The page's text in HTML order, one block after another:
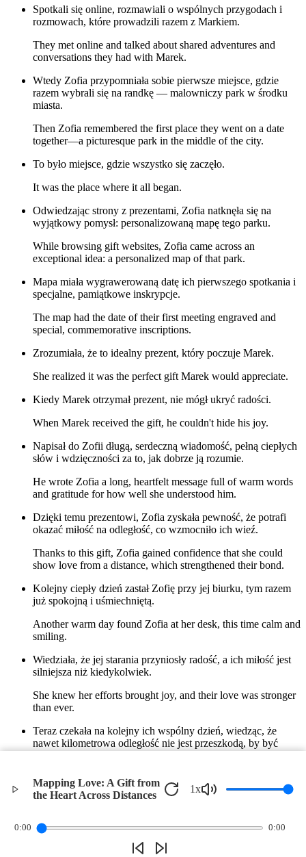
Mapping Love: A Gift from
the Heart Across Distances
1x
0:00 0:00
Spotkali się online, rozmawiali o wspólnych przygodach i
rozmowach, które prowadzili razem z Markiem.
They met online and talked about shared adventures and
conversations they had with Marek.
Wtedy Zofia przypomniała sobie pierwsze miejsce, gdzie
razem wybrali się na randkę — malowniczy park w środku
miasta.
Then Zofia remembered the first place they went on a date
together—a picturesque park in the middle of the city.
To było miejsce, gdzie wszystko się zaczęło.
It was the place where it all began.
Odwiedzając strony z prezentami, Zofia natknęła się na
wyjątkowy pomysł: personalizowaną mapę tego parku.
While browsing gift websites, Zofia came across an
exceptional idea: a personalized map of that park.
Mapa miała wygrawerowaną datę ich pierwszego spotkania i
specjalne, pamiątkowe inskrypcje.
The map had the date of their first meeting engraved and
special, commemorative inscriptions.
Zrozumiała, że to idealny prezent, który poczuje Marek.
She realized it was the perfect gift Marek would appreciate.
Kiedy Marek otrzymał prezent, nie mógł ukryć radości.
When Marek received the gift, he couldn't hide his joy.
Napisał do Zofii długą, serdeczną wiadomość, pełną ciepłych
słów i wdzięczności za to, jak dobrze ją rozumie.
He wrote Zofia a long, heartfelt message full of warm words
and gratitude for how well she understood him.
Dzięki temu prezentowi, Zofia zyskała pewność, że potrafi
okazać miłość na odległość, co wzmocniło ich wieź.
Thanks to this gift, Zofia gained confidence that she could
show love from a distance, which strengthened their bond.
Kolejny ciepły dzień zastał Zofię przy jej biurku, tym razem
już spokojną i uśmiechniętą.
Another warm day found Zofia at her desk, this time calm and
smiling.
Wiedziała, że jej starania przyniosły radość, a ich miłość jest
silniejsza niż kiedykolwiek.
She knew her efforts brought joy, and their love was stronger
than ever.
Teraz czekała na kolejny ich wspólny dzień, wiedząc, że
nawet kilometrowa odległość nie jest przeszkodą, by być
Now she awaited their next day together, knowing that even
the distance of kilometers was no obstacle to being close.
Privacy Policy